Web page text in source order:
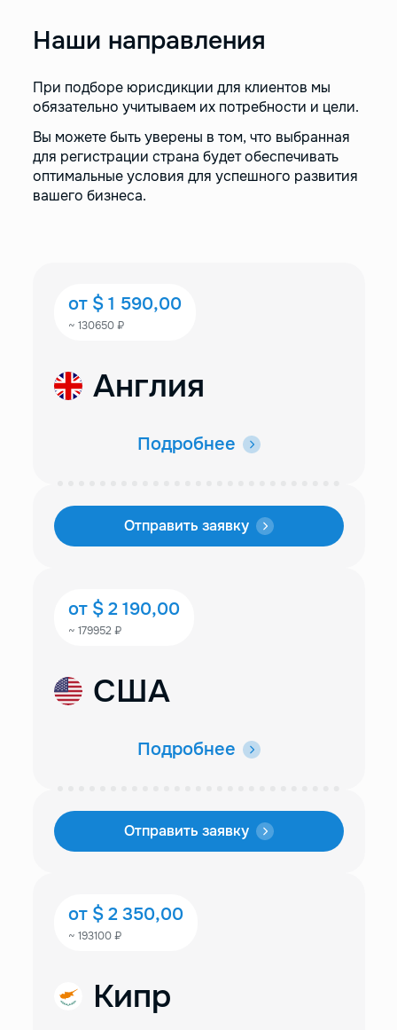
Наши направления
При подборе юрисдикции для клиентов мы
обязательно учитываем их потребности и цели.
Вы можете быть уверены в том, что выбранная
для регистрации страна будет обеспечивать
оптимальные условия для успешного развития
вашего бизнеса.
от $ 1 590,00
~ 130650 ₽
Англия
Подробнее
Отправить заявку
от $ 2 190,00
~ 179952 ₽
США
Подробнее
Отправить заявку
от $ 2 350,00
~ 193100 ₽
Кипр